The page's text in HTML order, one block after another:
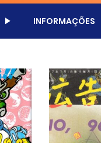
INFORMAÇÕES